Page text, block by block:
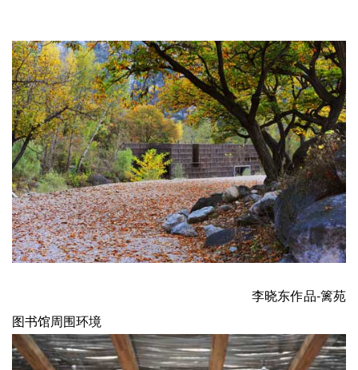
李晓东作品-篱苑
图书馆周围环境